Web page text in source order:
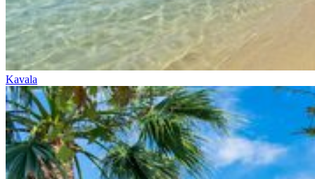
Kavala